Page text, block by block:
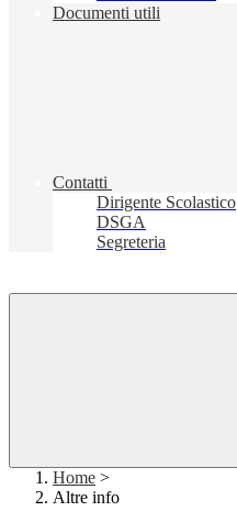
Documenti utili
Contatti
Dirigente Scolastico
DSGA
Segreteria
Home >
Altre info